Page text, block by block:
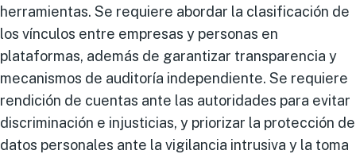
herramientas. Se requiere abordar la clasificación de
los vínculos entre empresas y personas en
plataformas, además de garantizar transparencia y
mecanismos de auditoría independiente. Se requiere
rendición de cuentas ante las autoridades para evitar
discriminación e injusticias, y priorizar la protección de
datos personales ante la vigilancia intrusiva y la toma